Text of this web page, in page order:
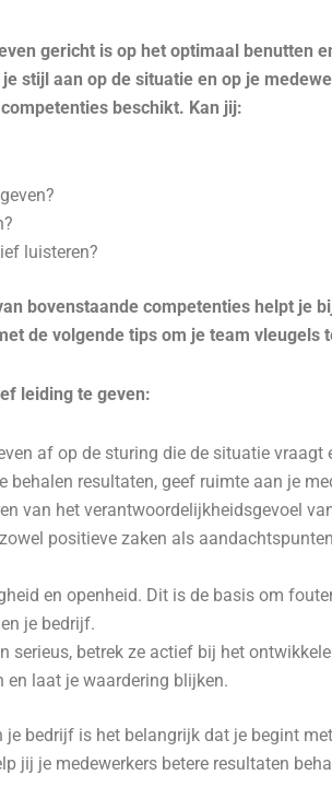
gericht is op het optimaal benutten
stijl aan op de situatie en op je
beschikt. Kan jij:
luisteren?
bovenstaande competenties helpt je
de volgende tips om je team vleugels
leiding te geven:
af op de sturing die de situatie
behalen resultaten, geef ruimte aan je
van het verantwoordelijkheidsgevoel
positieve zaken als
en openheid. Dit is de basis om
je bedrijf.
serieus, betrek ze actief bij het
en laat je waardering blijken.
bedrijf is het belangrijk dat je begint
jij je medewerkers betere resultaten